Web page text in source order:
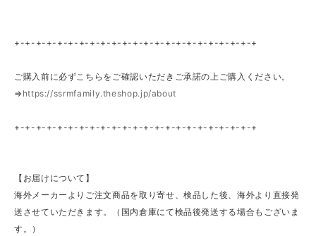
+-+-+-+-+-+-+-+-+-+-+-+-+-+-+-+-+-+-+-+-+-+-+
ご購入前に必ずこちらをご確認いただきご承諾の上ご購入ください。
⇒ https://ssrmfamily.theshop.jp/about
+-+-+-+-+-+-+-+-+-+-+-+-+-+-+-+-+-+-+-+-+-+-+
【お届けについて】
海外メーカーよりご注文商品を取り寄せ、検品した後、海外より直接発
送させていただきます。（国内倉庫にて検品後発送する場合もございま
す。）